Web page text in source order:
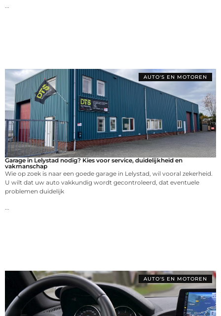
AUTO'S EN MOTOREN
Garage in Lelystad nodig? Kies voor service, duidelijkheid en
vakmanschap
Wie op zoek is naar een goede garage in Lelystad, wil vooral zekerheid.
U wilt dat uw auto vakkundig wordt gecontroleerd, dat eventuele
problemen duidelijk
AUTO'S EN MOTOREN